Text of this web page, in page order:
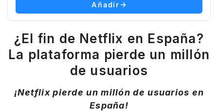
Añadir
¿El fin de Netflix en España?
La plataforma pierde un millón
de usuarios
¡Netflix pierde un millón de usuarios en
España!